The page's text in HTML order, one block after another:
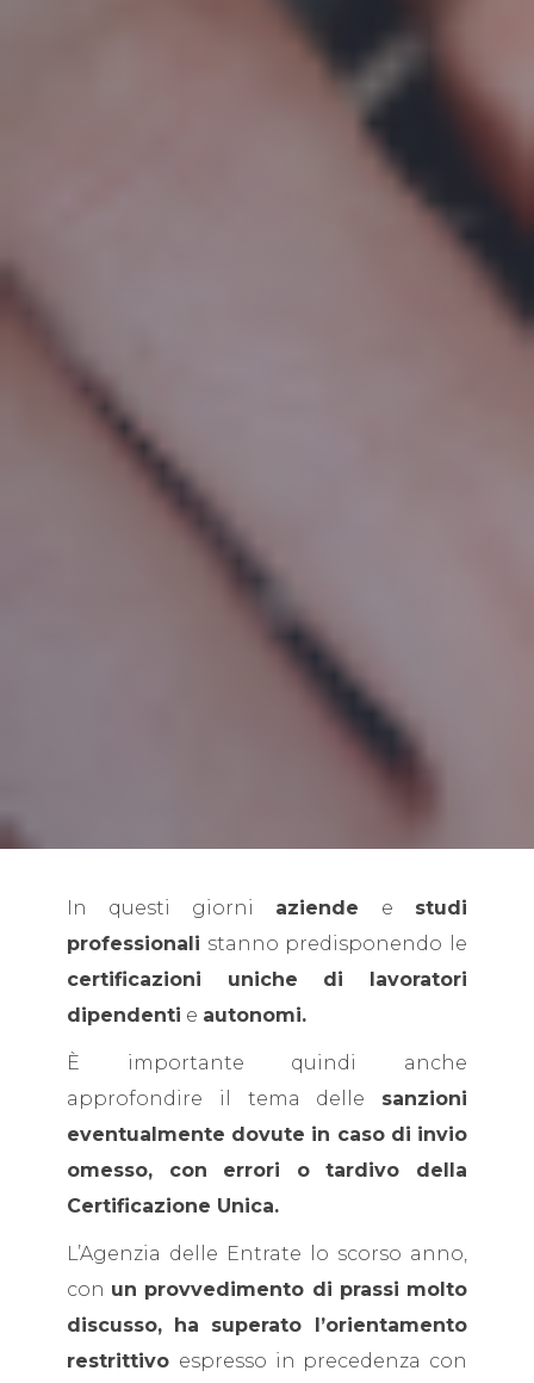
In questi giorni aziende e studi
professionali stanno predisponendo le
certificazioni uniche di lavoratori
dipendenti e autonomi.
È importante quindi anche
approfondire il tema delle sanzioni
eventualmente dovute in caso di invio
omesso, con errori o tardivo della
Certificazione Unica.
L’Agenzia delle Entrate lo scorso anno,
con un provvedimento di prassi molto
discusso, ha superato l’orientamento
restrittivo espresso in precedenza con